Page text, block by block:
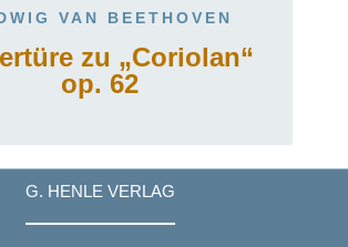
VAN BEETHOVEN
zu „Coriolan“
op. 62
G. HENLE VERLAG